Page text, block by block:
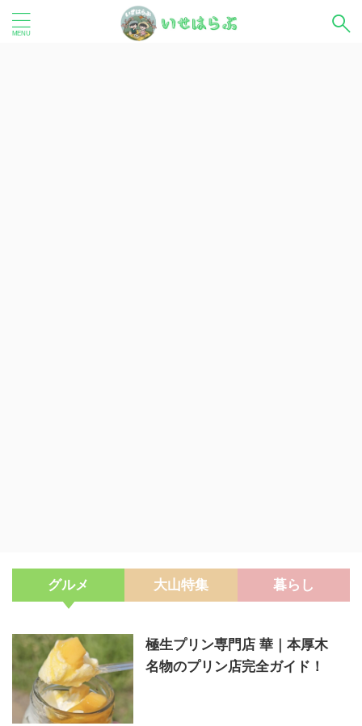
グルメ 大山特集 暮らし
極生プリン専門店 華｜本厚木
名物のプリン店完全ガイド！